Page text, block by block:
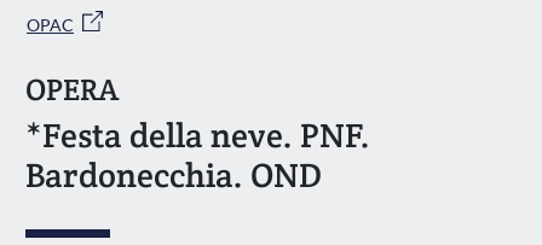
OPAC
OPERA
*Festa della neve. PNF.
Bardonecchia. OND